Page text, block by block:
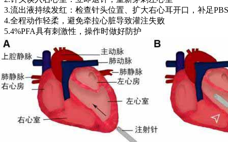
3.流出液持续发红：检查针头位置、扩大右心耳开口，补足
4.全程动作轻柔，避免牵拉心脏导致灌注失败
5.4%PFA具有刺激性，操作时做好防护